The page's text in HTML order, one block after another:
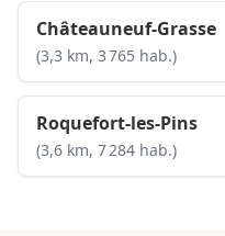
Châteauneuf-Grasse
(3,3 km, 3 765 hab.)
Roquefort-les-Pins
(3,6 km, 7 284 hab.)